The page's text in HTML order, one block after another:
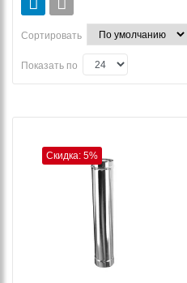
Сортировать
Показать по
Скидка: 5%